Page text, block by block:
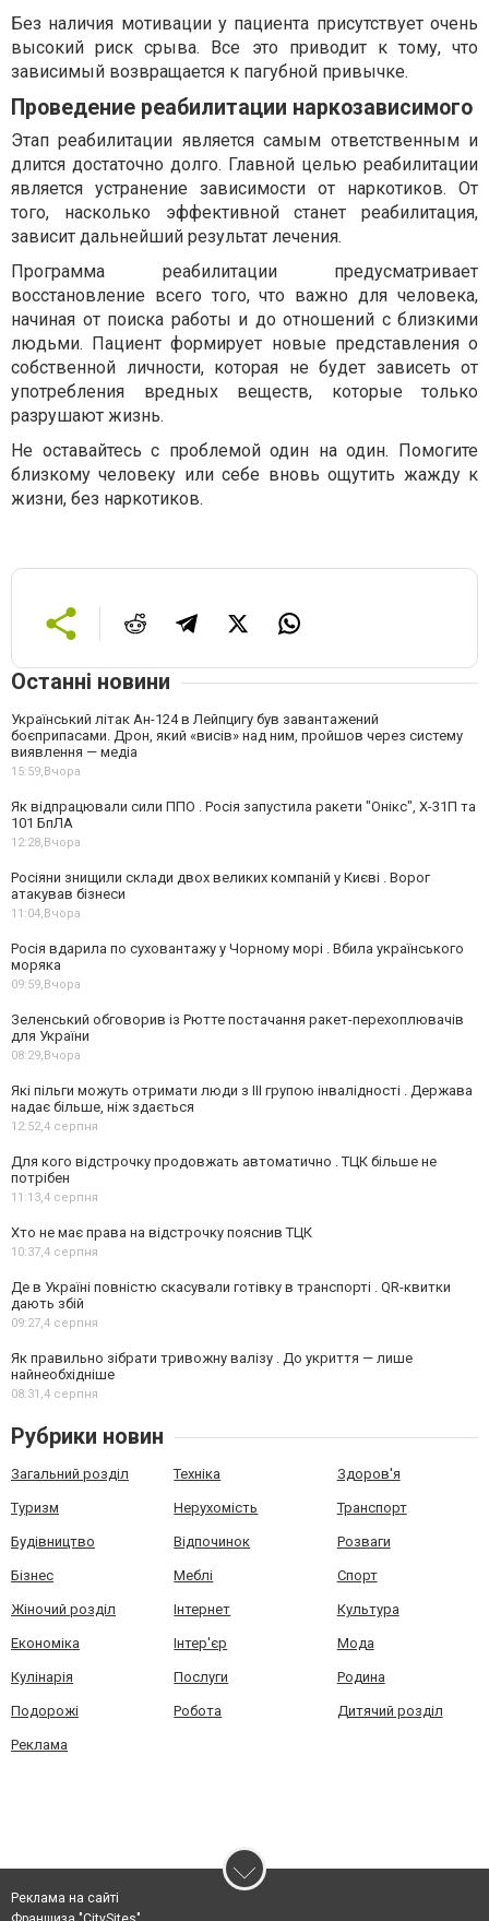
Без наличия мотивации у пациента присутствует очень
высокий риск срыва. Все это приводит к тому, что
зависимый возвращается к пагубной привычке.
Проведение реабилитации наркозависимого
Этап реабилитации является самым ответственным и
длится достаточно долго. Главной целью реабилитации
является устранение зависимости от наркотиков. От
того, насколько эффективной станет реабилитация,
зависит дальнейший результат лечения.
Программа реабилитации предусматривает
восстановление всего того, что важно для человека,
начиная от поиска работы и до отношений с близкими
людьми. Пациент формирует новые представления о
собственной личности, которая не будет зависеть от
употребления вредных веществ, которые только
разрушают жизнь.
Не оставайтесь с проблемой один на один. Помогите
близкому человеку или себе вновь ощутить жажду к
жизни, без наркотиков.
Останні новини
Український літак Ан-124 в Лейпцигу був завантажений
боєприпасами. Дрон, який «висів» над ним, пройшов через систему
виявлення — медіа
15:59,Вчора
Як відпрацювали сили ППО . Росія запустила ракети "Онікс", Х-31П та
101 БпЛА
12:28,Вчора
Росіяни знищили склади двох великих компаній у Києві . Ворог
атакував бізнеси
11:04,Вчора
Росія вдарила по суховантажу у Чорному морі . Вбила українського
моряка
09:59,Вчора
Зеленський обговорив із Рютте постачання ракет-перехоплювачів
для України
08:29,Вчора
Які пільги можуть отримати люди з III групою інвалідності . Держава
надає більше, ніж здається
12:52,4 серпня
Для кого відстрочку продовжать автоматично . ТЦК більше не
потрібен
11:13,4 серпня
Хто не має права на відстрочку пояснив ТЦК
10:37,4 серпня
Де в Україні повністю скасували готівку в транспорті . QR-квитки
дають збій
09:27,4 серпня
Як правильно зібрати тривожну валізу . До укриття — лише
найнеобхідніше
08:31,4 серпня
Рубрики новин
Загальний розділ Техніка Здоров'я
Туризм Нерухомість Транспорт
Будівництво Відпочинок Розваги
Бізнес Меблі Спорт
Жіночий розділ Інтернет Культура
Економіка Інтер'єр Мода
Кулінарія Послуги Родина
Подорожі Робота Дитячий розділ
Реклама
Реклама на сайті